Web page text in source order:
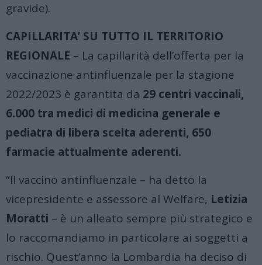
gravide).
CAPILLARITA’ SU TUTTO IL TERRITORIO
REGIONALE – La capillarità dell’offerta per la
vaccinazione antinfluenzale per la stagione
2022/2023 è garantita da 29 centri vaccinali,
6.000 tra medici di medicina generale e
pediatra di libera scelta aderenti, 650
farmacie attualmente aderenti.
“Il vaccino antinfluenzale – ha detto la
vicepresidente e assessore al Welfare, Letizia
Moratti – è un alleato sempre più strategico e
lo raccomandiamo in particolare ai soggetti a
rischio. Quest’anno la Lombardia ha deciso di